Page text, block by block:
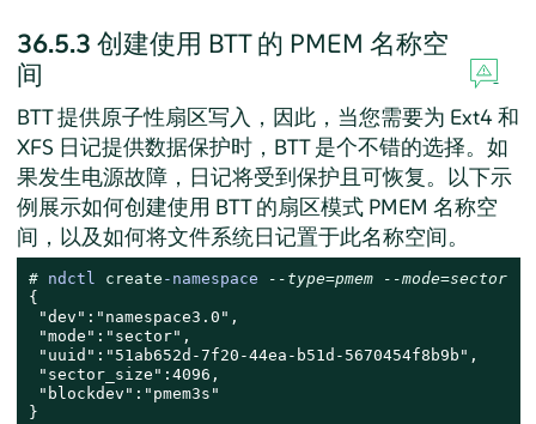
36.5.3 创建使用 BTT 的 PMEM 名称空
间
BTT 提供原子性扇区写入，因此，当您需要为 Ext4 和
XFS 日记提供数据保护时，BTT 是个不错的选择。如
果发生电源故障，日记将受到保护且可恢复。以下示
例展示如何创建使用 BTT 的扇区模式 PMEM 名称空
间，以及如何将文件系统日记置于此名称空间。
# ndctl create -namespace
--type=pmem --mode=sector
{
"dev":"namespace3.0",
"mode":"sector",
"uuid":"51ab652d-7f20-44ea-b51d-5670454f8b9b",
"sector_size":4096,
"blockdev":"pmem3s"
}